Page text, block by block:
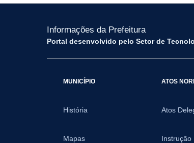
Informações da Prefeitura
Portal desenvolvido pelo Setor de
MUNICÍPIO
História
Mapas
ATOS
Atos
Instrução